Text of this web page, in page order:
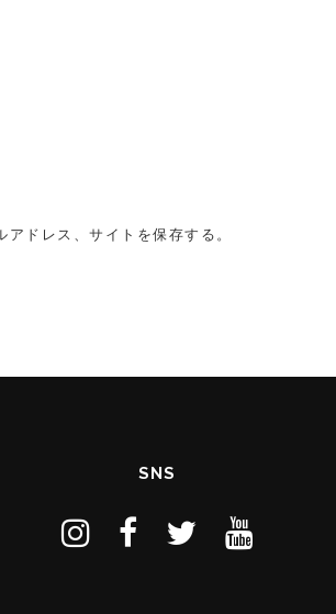
ドレス、サイトを保存する。
SNS